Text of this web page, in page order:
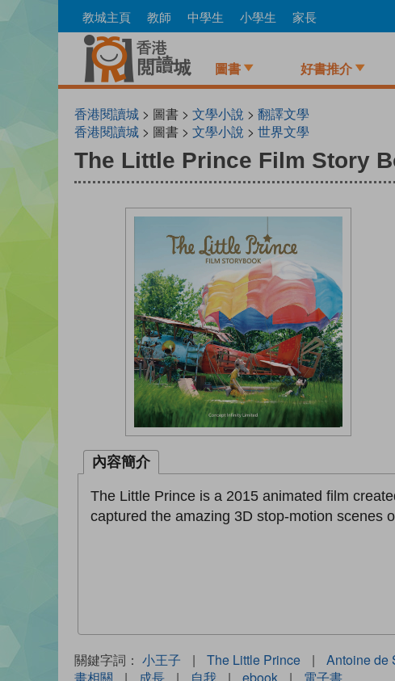
to
教城主頁 教師 中學生 小學生 家長
圖書 好書推介
香港閱讀城 > 圖書 > 文學小說 > 翻譯文學
香港閱讀城 > 圖書 > 文學小說 > 世界文學
The Little Prince Film Story
內容簡介
The Little Prince is a 2015 animated film
captured the amazing 3D stop-motion scenes
關鍵字詞： 小王子 | The Little Prince | Antoine de
畫相關
| 成長 | 自我 | ebook | 電子書